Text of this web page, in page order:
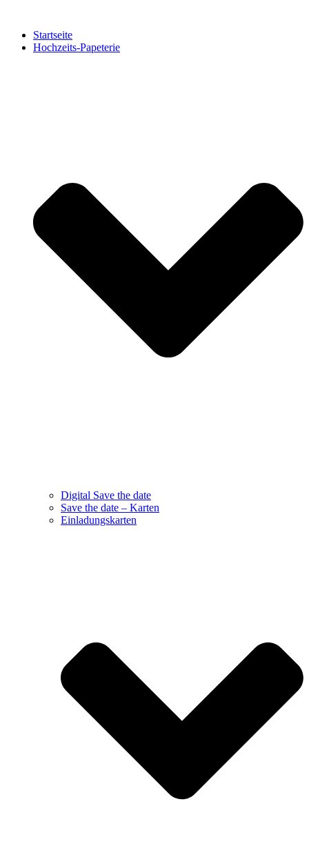
springenStartseite
Hochzeits-Papeterie
Digital Save the date
Save the date – Karten
Einladungskarten